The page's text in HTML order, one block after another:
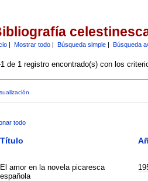
| Mostrar todo| Búsqueda simple| Búsqueda
de 1 registro encontrado(s) con los
todo
Título
El amor en la novela picaresca
española